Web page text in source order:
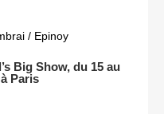
/ Epinoy
Big Show, du 15 au
Paris